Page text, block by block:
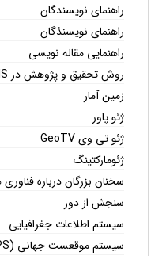
راهنمای نویسندگان
راهنمای نویسنذگان
راهنمایی مقاله نویسی
روش تحقیق و پژوهش در GIS و RS
زمین آمار
ژئو پاور
ژئو تی وی GeoTV
ژئومارکتینگ
سخنان بزرگان درباره
سنجش از دور
سیستم اطلاعات جغرافیایی
سیستم موقعست جهانی (GPS)